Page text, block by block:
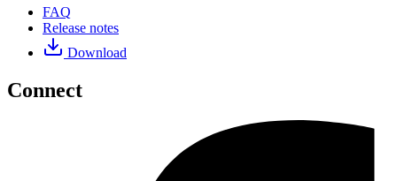
FAQ
Release notes
Download
Connect